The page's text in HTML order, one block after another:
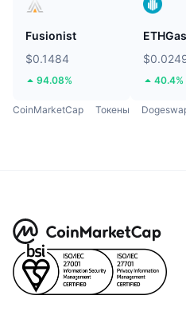
Fusionist
$0.1484
94.08%
ETHGas
40.4%
CoinMarketCap Токены